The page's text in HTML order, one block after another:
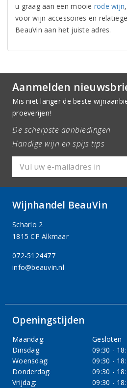
u graag aan een mooie rode wijn
voor wijn accessoires en
BeauVin aan het juiste adres.
Aanmelden
Mis niet langer de beste
proeverijen!
De scherpste aanbiedingen
Handige wijn en spijs tips
Wijnhandel BeauVin
Scharlo 2
1815 CP Alkmaar
072-5124477
info@beauvin.nl
Openingstijden
Maandag:
Gesloten
Dinsdag:
09:30 -
Woensdag:
09:30 -
Donderdag:
09:30 -
Vrijdag:
09:30 -